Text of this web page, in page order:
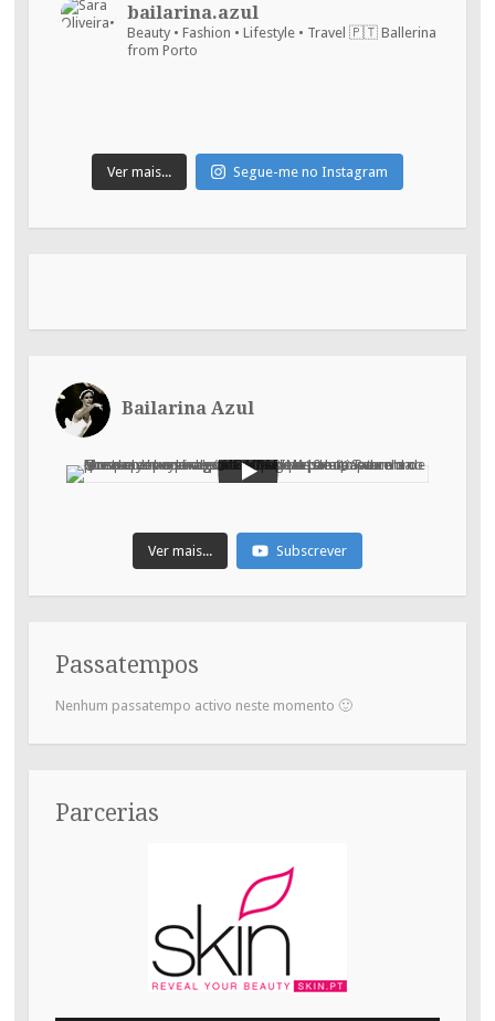
bailarina.azul
Beauty • Fashion • Lifestyle • Travel 🇵🇹 Ballerina
from Porto
Ver mais... Segue-me no Instagram
Bailarina Azul
Ver mais... Subscrever
Passatempos
Nenhum passatempo activo neste momento 🙂
Parcerias